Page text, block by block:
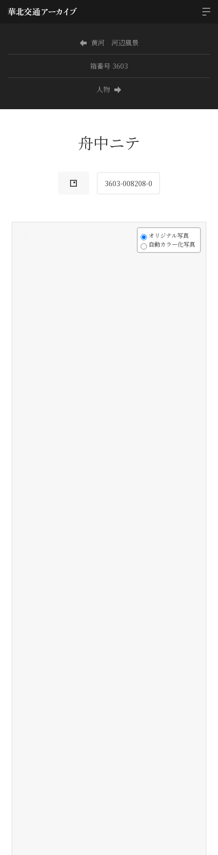
黄河 河辺風景
箱番号 3603
人物
舟中ニテ
3603-008208-0
オリジナル写真
自動カラー化写真